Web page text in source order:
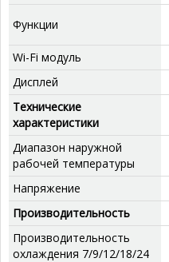
Функции
Wi-Fi модуль
Дисплей
Технические
характеристики
Диапазон наружной
рабочей температуры
Напряжение
Производительность
Производительность
охлаждения 7/9/12/18/24